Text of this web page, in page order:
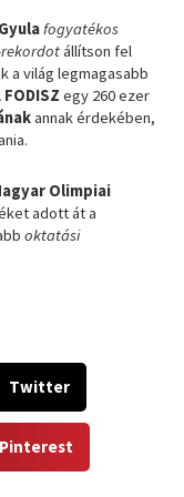
fogyatékos
rekordotállítson fel
a világ legmagasabb
FODISZ egy 260 ezer
annak érdekében,
Olimpiai
adott át a
oktatási
Twitter
Pinterest